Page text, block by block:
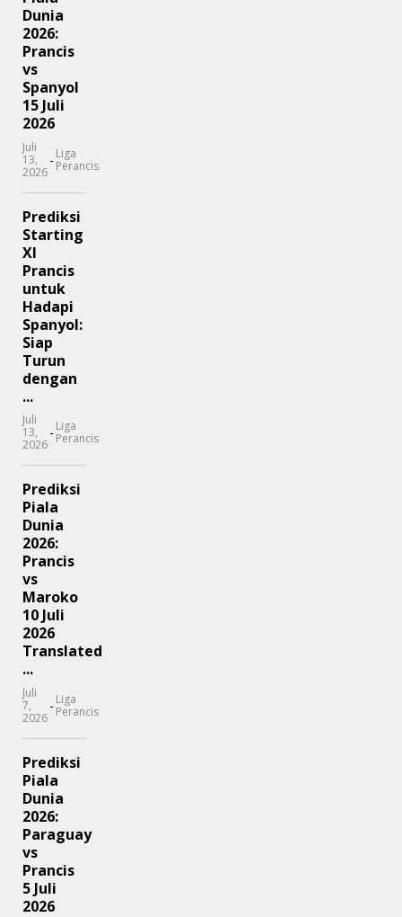
Dunia
2026:
Prancis
vs
Spanyol
15 Juli
2026
Juli
13,
2026
- Liga
Perancis
Prediksi
Starting
XI
Prancis
untuk
Hadapi
Spanyol:
Siap
Turun
dengan
...
Juli
13,
2026
- Liga
Perancis
Prediksi
Piala
Dunia
2026:
Prancis
vs
Maroko
10 Juli
2026
Translated
...
Juli
7,
2026
- Liga
Perancis
Prediksi
Piala
Dunia
2026:
Paraguay
vs
Prancis
5 Juli
2026